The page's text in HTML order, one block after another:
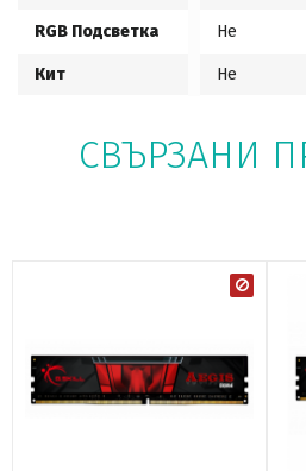
RGB Подсветка Не
Кит Не
СВЪРЗАНИ